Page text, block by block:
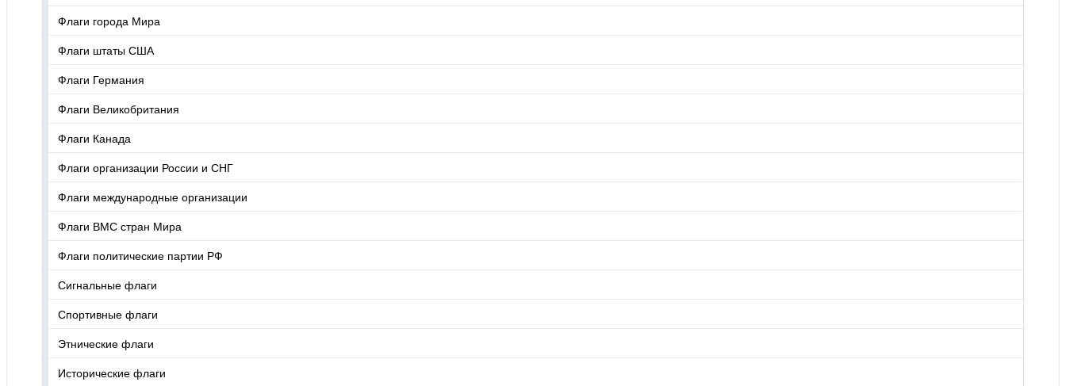
Флаги города Мира
Флаги штаты США
Флаги Германия
Флаги Великобритания
Флаги Канада
Флаги организации России и СНГ
Флаги международные организации
Флаги ВМС стран Мира
Флаги политические партии РФ
Сигнальные флаги
Спортивные флаги
Этнические флаги
Исторические флаги